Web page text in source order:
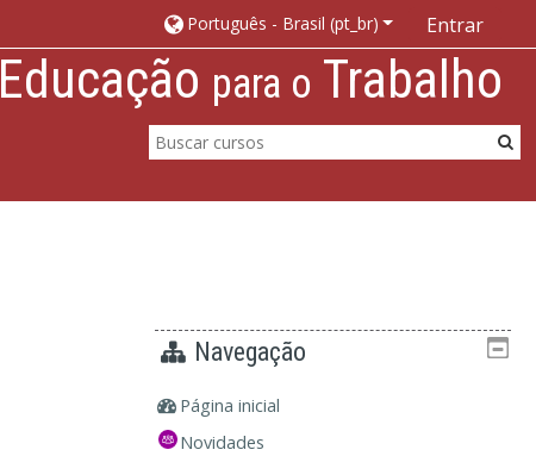
Português - Brasil ‎(pt_br)‎ Entrar
Educação para o Trabalho
Navegação
Página inicial
Novidades